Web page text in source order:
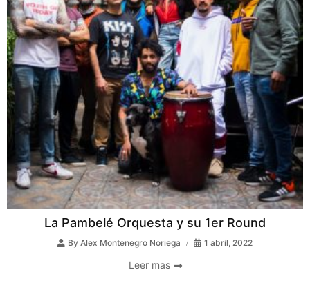
La Pambelé Orquesta y su 1er Round
By Alex Montenegro Noriega 1 abril, 2022
Leer mas